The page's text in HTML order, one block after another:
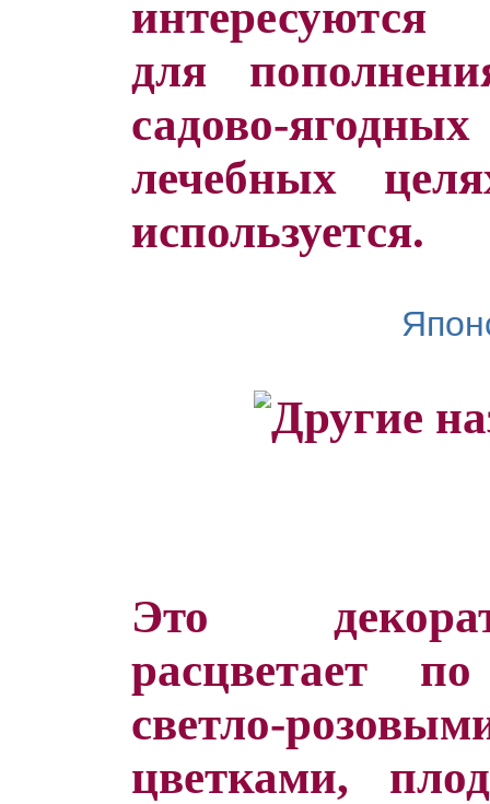
интересуются
для
садово-
лечебных
используется.
Это
расцветает
светло-
цветками,